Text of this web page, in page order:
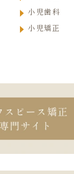
小児歯科
小児矯正